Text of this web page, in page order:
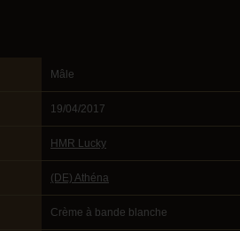
Mâle
19/04/2017
HMR Lucky
(DE) Athéna
Crème à bande blanche